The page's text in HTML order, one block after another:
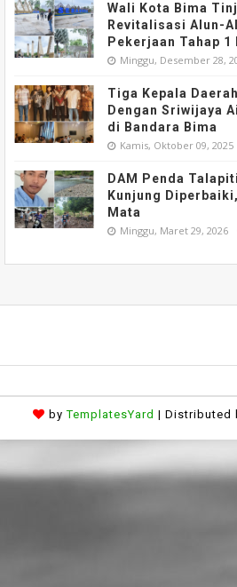
Wali Kota Bima
Revitalisasi Alun-
Pekerjaan Tahap 1
Minggu, Desember 28,
Tiga Kepala
Dengan Sriwijaya
di Bandara Bima
Kamis, Oktober 09, 2025
DAM Penda
Kunjung
Mata
Minggu, Maret 29, 2026
byTemplatesYard | Distributed